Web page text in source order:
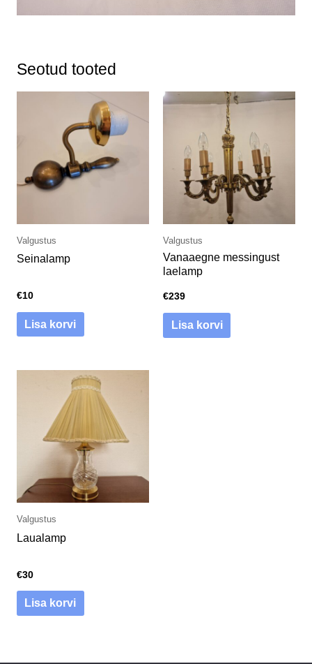
Seotud tooted
Valgustus
Seinalamp
€10
Lisa korvi
Valgustus
Vanaaegne messingust
laelamp
€239
Lisa korvi
Valgustus
Laualamp
€30
Lisa korvi